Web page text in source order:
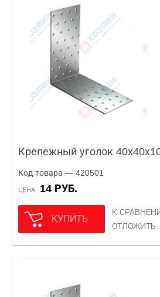
Крепежный уголок
Код товара — 420501
ЦЕНА 14 РУБ.
КУПИТЬ
К
ОТЛОЖИТЬ